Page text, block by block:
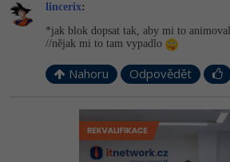
lincerix:
*jak blok dopsat tak, aby mi to
//nějak mi to tam vypadlo
Nahoru Odpovědět